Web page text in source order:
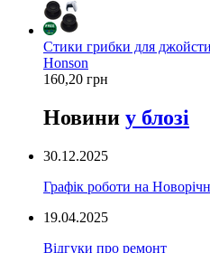
Стики грибки для
Honson
160,20 грн
Новини у блозі
30.12.2025
Графік роботи на
19.04.2025
Відгуки про ремонт